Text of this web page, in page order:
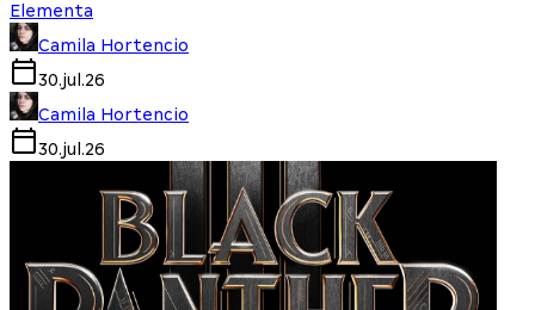
Elementa
Camila Hortencio
30.jul.26
Camila Hortencio
30.jul.26